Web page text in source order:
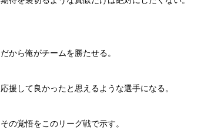
だから俺がチームを勝たせる。
応援して良かったと思えるような選手になる。
その覚悟をこのリーグ戦で示す。